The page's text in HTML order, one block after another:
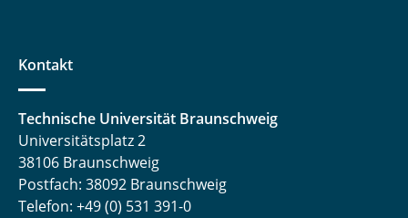
Kontakt
Technische Universität Braunschweig
Universitätsplatz 2
38106 Braunschweig
Postfach: 38092 Braunschweig
Telefon: +49 (0) 531 391-0